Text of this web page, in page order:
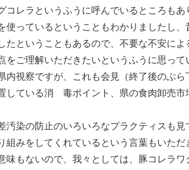
レラというふうに呼んでいるところもあ
使っているということもわかりましたし
たということもあるので、不要な不安に
をご理解いただきたいというふうに思って
視察ですが、これも会見（終了後のぶら
している消 毒ポイント、県の食肉卸売市
染の防止のいろいろなプラクティスも見
組みをしてくれているという言葉もいただ
味もないので、我々としては、豚コレラワ